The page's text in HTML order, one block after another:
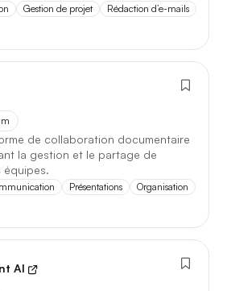
Gestion de projet Rédaction d’e-mails
de collaboration documentaire
la gestion et le partage de
équipes.
Présentations Organisation
AI